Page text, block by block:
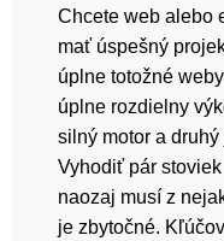
Chcete web alebo
mať úspešný
úplne totožné
úplne rozdielny
silný motor a
Vyhodiť pár
naozaj musí z
je zbytočné.